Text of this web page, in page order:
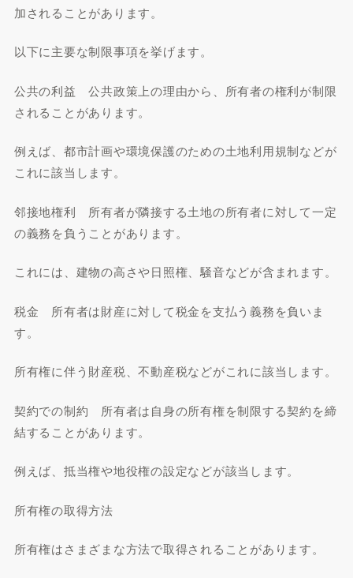
加されることがあります。
以下に主要な制限事項を挙げます。
公共の利益 公共政策上の理由から、所有者の権利が制限
されることがあります。
例えば、都市計画や環境保護のための土地利用規制などが
これに該当します。
邻接地権利 所有者が隣接する土地の所有者に対して一定
の義務を負うことがあります。
これには、建物の高さや日照権、騒音などが含まれます。
税金 所有者は財産に対して税金を支払う義務を負いま
す。
所有権に伴う財産税、不動産税などがこれに該当します。
契約での制約 所有者は自身の所有権を制限する契約を締
結することがあります。
例えば、抵当権や地役権の設定などが該当します。
所有権の取得方法
所有権はさまざまな方法で取得されることがあります。